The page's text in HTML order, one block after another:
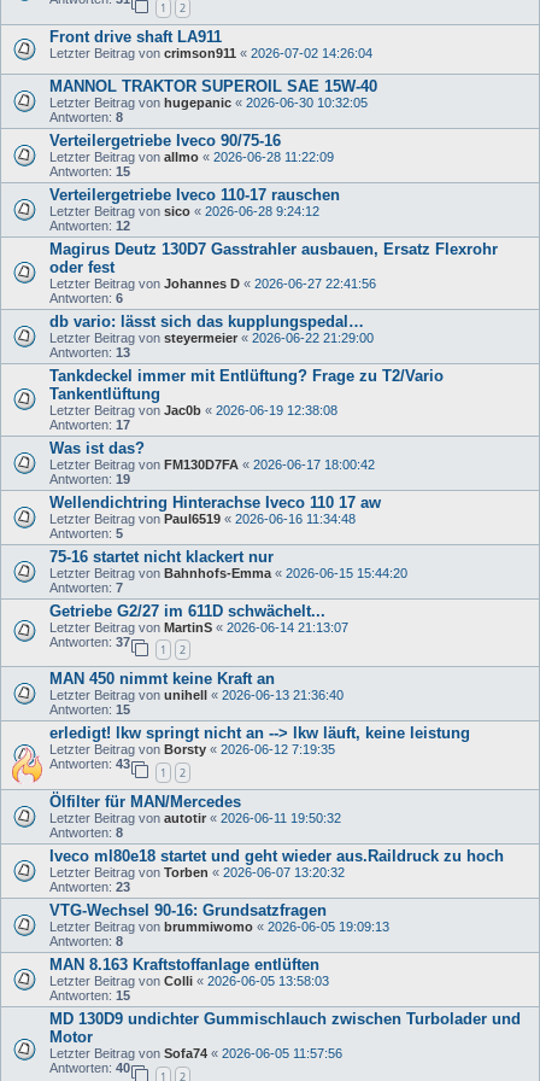
1 2
Front drive shaft LA911
Letzter Beitrag von crimson911 « 2026-07-02 14:26:04
MANNOL TRAKTOR SUPEROIL SAE 15W-40
Letzter Beitrag von hugepanic « 2026-06-30 10:32:05
Antworten: 8
Verteilergetriebe Iveco 90/75-16
Letzter Beitrag von allmo « 2026-06-28 11:22:09
Antworten: 15
Verteilergetriebe Iveco 110-17 rauschen
Letzter Beitrag von sico « 2026-06-28 9:24:12
Antworten: 12
Magirus Deutz 130D7 Gasstrahler ausbauen, Ersatz Flexrohr
oder fest
Letzter Beitrag von Johannes D « 2026-06-27 22:41:56
Antworten: 6
db vario: lässt sich das kupplungspedal…
Letzter Beitrag von steyermeier « 2026-06-22 21:29:00
Antworten: 13
Tankdeckel immer mit Entlüftung? Frage zu T2/Vario
Tankentlüftung
Letzter Beitrag von Jac0b « 2026-06-19 12:38:08
Antworten: 17
Was ist das?
Letzter Beitrag von FM130D7FA « 2026-06-17 18:00:42
Antworten: 19
Wellendichtring Hinterachse Iveco 110 17 aw
Letzter Beitrag von Paul6519 « 2026-06-16 11:34:48
Antworten: 5
75-16 startet nicht klackert nur
Letzter Beitrag von Bahnhofs-Emma « 2026-06-15 15:44:20
Antworten: 7
Getriebe G2/27 im 611D schwächelt...
Letzter Beitrag von MartinS « 2026-06-14 21:13:07
Antworten: 37
1 2
MAN 450 nimmt keine Kraft an
Letzter Beitrag von unihell « 2026-06-13 21:36:40
Antworten: 15
erledigt! lkw springt nicht an --> lkw läuft, keine leistung
Letzter Beitrag von Borsty « 2026-06-12 7:19:35
Antworten: 43
1 2
Ölfilter für MAN/Mercedes
Letzter Beitrag von autotir « 2026-06-11 19:50:32
Antworten: 8
Iveco ml80e18 startet und geht wieder aus.Raildruck zu hoch
Letzter Beitrag von Torben « 2026-06-07 13:20:32
Antworten: 23
VTG-Wechsel 90-16: Grundsatzfragen
Letzter Beitrag von brummiwomo « 2026-06-05 19:09:13
Antworten: 8
MAN 8.163 Kraftstoffanlage entlüften
Letzter Beitrag von Colli « 2026-06-05 13:58:03
Antworten: 15
MD 130D9 undichter Gummischlauch zwischen Turbolader und
Motor
Letzter Beitrag von Sofa74 « 2026-06-05 11:57:56
Antworten: 40
1 2